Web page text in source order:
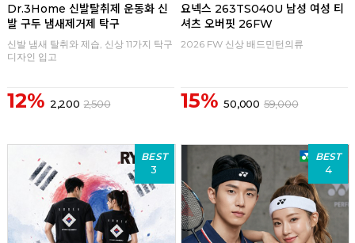
Dr.3Home 신발탈취제 운동화 신
발 구두 냄새제거제 탁구
신발 냄새 탈취와 제습, 신상 11가지 탁구
디자인 입고
12% 2,200 2,500
요넥스 263TS040U 남성 여성 티
셔츠 오버핏 26FW
2026 FW 신상 배드민턴의류
15% 50,000 59,000
BEST
3
BEST
4